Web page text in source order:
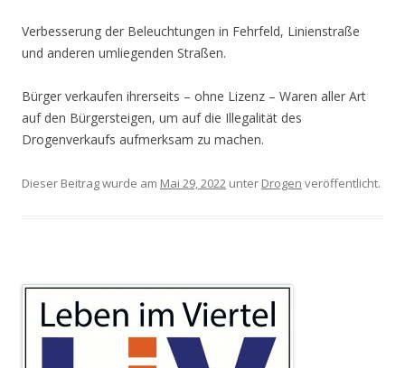
Verbesserung der Beleuchtungen in Fehrfeld, Linienstraße
und anderen umliegenden Straßen.
Bürger verkaufen ihrerseits – ohne Lizenz – Waren aller Art
auf den Bürgersteigen, um auf die Illegalität des
Drogenverkaufs aufmerksam zu machen.
Dieser Beitrag wurde am Mai 29, 2022 unter Drogen veröffentlicht.